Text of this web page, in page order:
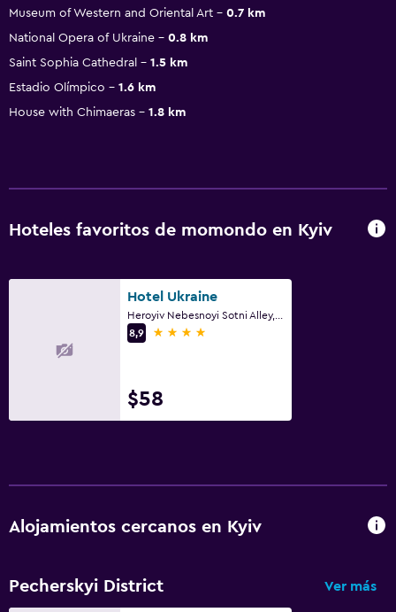
Museum of Western and Oriental Art
0.7 km
National Opera of Ukraine
0.8 km
Saint Sophia Cathedral
1.5 km
Estadio Olímpico
1.6 km
House with Chimaeras
1.8 km
Hoteles favoritos de momondo en Kyiv
Hotel Ukraine
8,9
4 estrellas
$58
Alojamientos cercanos en Kyiv
Pecherskyi District Ver más